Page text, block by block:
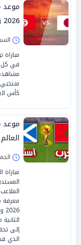
موعد
2026 والقنوات الناقلة
السبت 20/يونيو/
مباراة
في كل
كأس
موعد
العالم 2026
الجمعة 19/
معرفة
إلى
الذي